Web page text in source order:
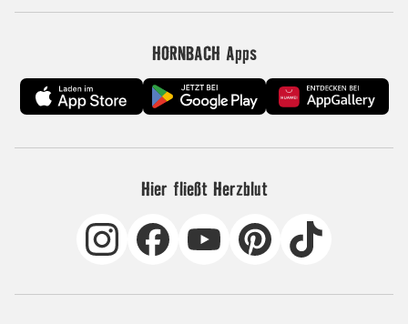
HORNBACH Apps
Hier fließt Herzblut